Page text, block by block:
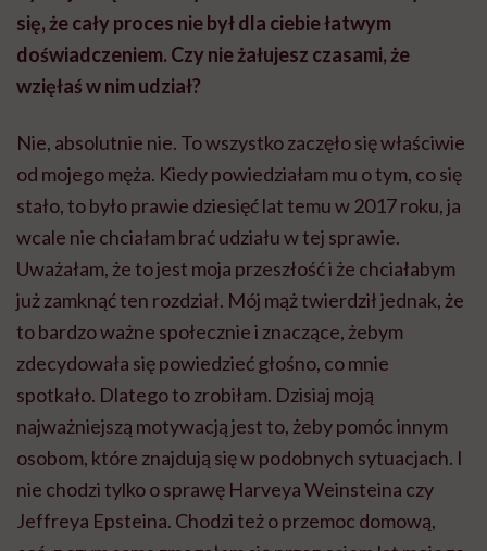
się, że cały proces nie był dla ciebie łatwym
doświadczeniem. Czy nie żałujesz czasami, że
wzięłaś w nim udział?
Nie, absolutnie nie. To wszystko zaczęło się właściwie
od mojego męża. Kiedy powiedziałam mu o tym, co się
stało, to było prawie dziesięć lat temu w 2017 roku, ja
wcale nie chciałam brać udziału w tej sprawie.
Uważałam, że to jest moja przeszłość i że chciałabym
już zamknąć ten rozdział. Mój mąż twierdził jednak, że
to bardzo ważne społecznie i znaczące, żebym
zdecydowała się powiedzieć głośno, co mnie
spotkało. Dlatego to zrobiłam. Dzisiaj moją
najważniejszą motywacją jest to, żeby pomóc innym
osobom, które znajdują się w podobnych sytuacjach. I
nie chodzi tylko o sprawę Harveya Weinsteina czy
Jeffreya Epsteina. Chodzi też o przemoc domową,